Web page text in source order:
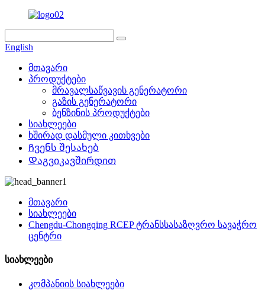
English
მთავარი
პროდუქტები
მრავალსაწვავის გენერატორი
გაზის გენერატორი
ბენზინის პროდუქტები
სიახლეები
ხშირად დასმული კითხვები
Ჩვენს შესახებ
Დაგვიკავშირდით
მთავარი
სიახლეები
Chengdu-Chongqing RCEP ტრანსსასაზღვრო სავაჭრო
ცენტრი
სიახლეები
კომპანიის სიახლეები